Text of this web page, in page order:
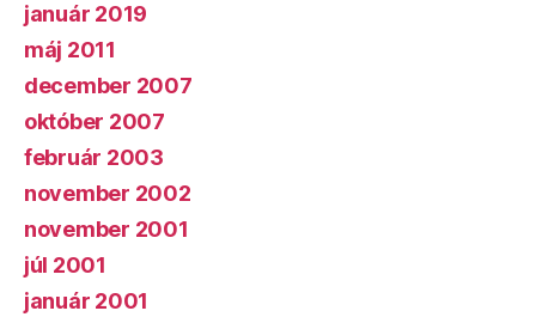
január 2019
máj 2011
december 2007
október 2007
február 2003
november 2002
november 2001
júl 2001
január 2001